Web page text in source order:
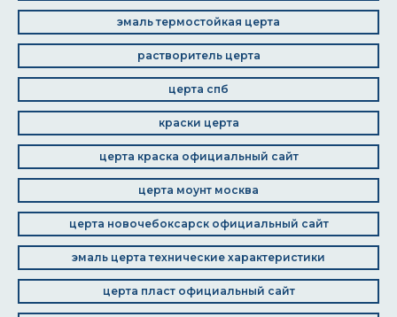
эмаль термостойкая церта
растворитель церта
церта спб
краски церта
церта краска официальный сайт
церта моунт москва
церта новочебоксарск официальный сайт
эмаль церта технические характеристики
церта пласт официальный сайт